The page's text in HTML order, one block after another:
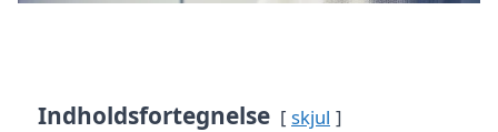
Indholdsfortegnelse skjul